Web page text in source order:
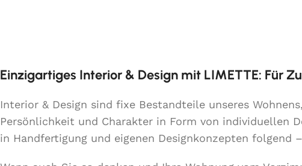
Einzigartiges Interior & Design mit LIMETTE: Für
Interior & Design sind fixe Bestandteile unseres
Persönlichkeit und Charakter in Form von individuellen
in Handfertigung und eigenen Designkonzepten folgend